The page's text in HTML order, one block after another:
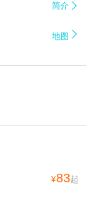
简介 
地图 
¥83起